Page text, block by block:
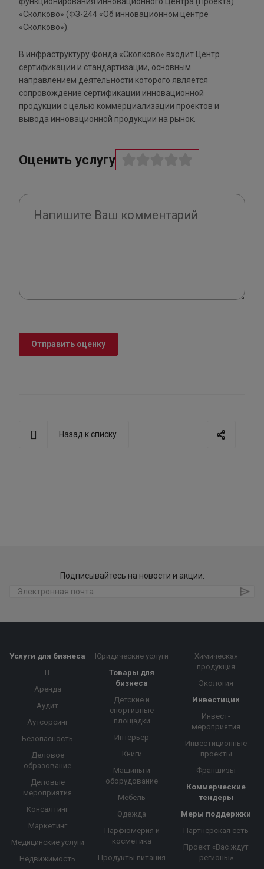
«Сколково» (ФЗ-244 «Об инновационном центре
«Сколково»).
В инфраструктуру Фонда «Сколково» входит Центр
сертификации и стандартизации, основным
направлением деятельности которого является
сопровождение сертификации инновационной
продукции с целью коммерциализации проектов и
вывода инновационной продукции на рынок.
Оценить услугу
Отправить оценку
Назад к списку
Подписывайтесь на новости и акции:
Услуги для бизнеса
IT
Аренда
Аудит
Аутсорсинг
Безопасность
Деловое
образование
Деловые
мероприятия
Консалтинг
Маркетинг
Медицинские услуги
Недвижимость
Юридические услуги
Товары для
бизнеса
Детские и
спортивные
площадки
Интерьер
Книги
Машины и
оборудование
Мебель
Одежда
Парфюмерия и
косметика
Продукты питания
Химическая
продукция
Экология
Инвестиции
Инвест-
мероприятия
Инвестиционные
проекты
Франшизы
Коммерческие
тендеры
Меры поддержки
Партнерская сеть
Проект «Вас ждут
регионы»